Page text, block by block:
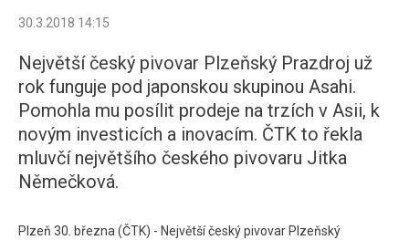
30.3.2018 14:15
Největší český pivovar Plzeňský Prazdroj už
rok funguje pod japonskou skupinou Asahi.
Pomohla mu posílit prodeje na trzích v Asii, k
novým investicích a inovacím. ČTK to řekla
mluvčí největšího českého pivovaru Jitka
Němečková.
Plzeň 30. března (ČTK) - Největší český pivovar Plzeňský